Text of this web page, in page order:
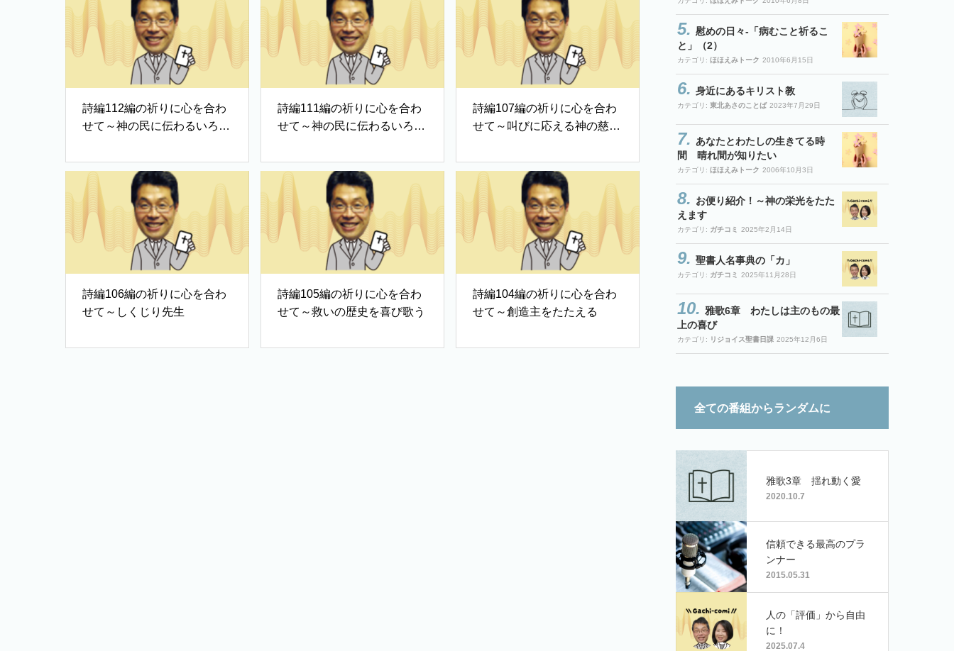
詩編112編の祈りに心を合わ
せて～神の民に伝わるいろは
詩編111編の祈りに心を合わ
せて～神の民に伝わるいろは
詩編107編の祈りに心を合わ
せて～叫びに応える神の慈し
詩編106編の祈りに心を合わ
せて～しくじり先生
詩編105編の祈りに心を合わ
せて～救いの歴史を喜び歌う
詩編104編の祈りに心を合わ
せて～創造主をたたえる
慰めの日々-「病むこと祈るこ
と」（2）
カテゴリ: ほほえみトーク 2010年6月15日
身近にあるキリスト教
カテゴリ: 東北あさのことば 2023年7月29日
あなたとわたしの生きてる時
間 晴れ間が知りたい
カテゴリ: ほほえみトーク 2006年10月3日
お便り紹介！～神の栄光をたた
えます
カテゴリ: ガチコミ 2025年2月14日
聖書人名事典の「カ」
カテゴリ: ガチコミ 2025年11月28日
雅歌6章 わたしは主のもの最
上の喜び
カテゴリ: リジョイス聖書日課 2025年12月6日
全ての番組からランダムに
雅歌3章 揺れ動く愛
2020.10.7
信頼できる最高のプラ
ンナー
2015.05.31
人の「評価」から自由
に！
2025.07.4